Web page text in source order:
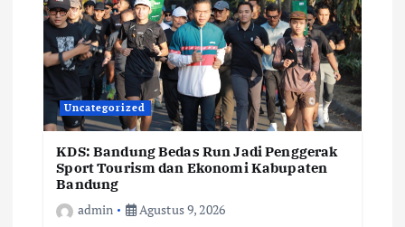
Uncategorized
KDS: Bandung Bedas Run Jadi Penggerak
Sport Tourism dan Ekonomi Kabupaten
Bandung
admin
Agustus 9, 2026